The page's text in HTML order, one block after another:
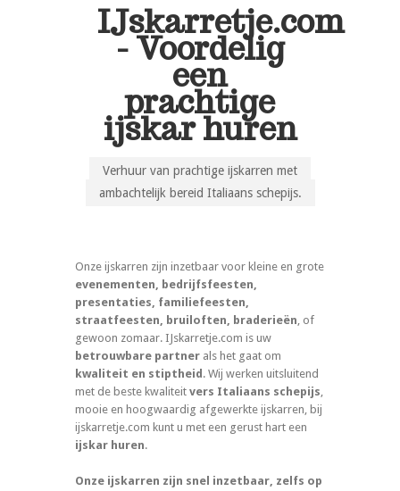
IJskarretje.com
- Voordelig
een
prachtige
ijskar huren
Verhuur van prachtige ijskarren met
ambachtelijk bereid Italiaans schepijs.
Onze ijskarren zijn inzetbaar voor kleine en grote
evenementen, bedrijfsfeesten,
presentaties, familiefeesten,
straatfeesten, bruiloften, braderieën, of
gewoon zomaar. IJskarretje.com is uw
betrouwbare partner als het gaat om
kwaliteit en stiptheid . Wij werken uitsluitend
met de beste kwaliteit vers Italiaans schepijs,
mooie en hoogwaardig afgewerkte ijskarren, bij
ijskarretje.com kunt u met een gerust hart een
ijskar huren.
Onze ijskarren zijn snel inzetbaar, zelfs op